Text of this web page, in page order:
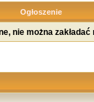
Ogłoszenie
nie można